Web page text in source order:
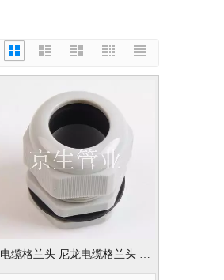
电缆格兰头 尼龙电缆格兰头 电